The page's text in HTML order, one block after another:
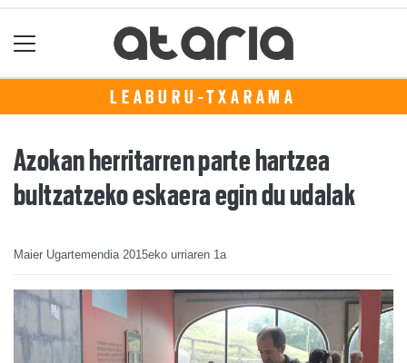
LEABURU-TXARAMA
Azokan herritarren parte hartzea
bultzatzeko eskaera egin du udalak
Maier Ugartemendia 2015eko urriaren 1a